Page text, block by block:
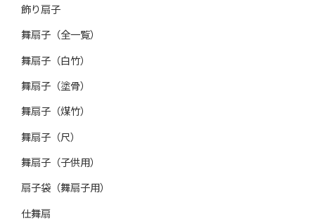
飾り扇子
舞扇子（全一覧）
舞扇子（白竹）
舞扇子（塗骨）
舞扇子（煤竹）
舞扇子（尺）
舞扇子（子供用）
扇子袋（舞扇子用）
仕舞扇